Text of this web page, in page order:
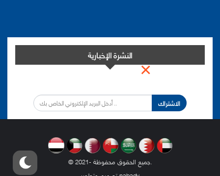
النشرة الإخبارية
الاشتراك
© 2021- جميع الحقوق محفوظة.
×